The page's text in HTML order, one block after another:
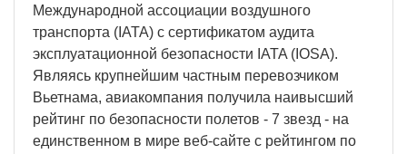
Международной ассоциации воздушного
транспорта (IATA) с сертификатом аудита
эксплуатационной безопасности IATA (IOSA).
Являясь крупнейшим частным перевозчиком
Вьетнама, авиакомпания получила наивысший
рейтинг по безопасности полетов - 7 звезд - на
единственном в мире веб-сайте с рейтингом по